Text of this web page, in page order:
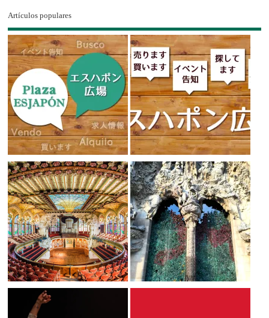
Artículos populares